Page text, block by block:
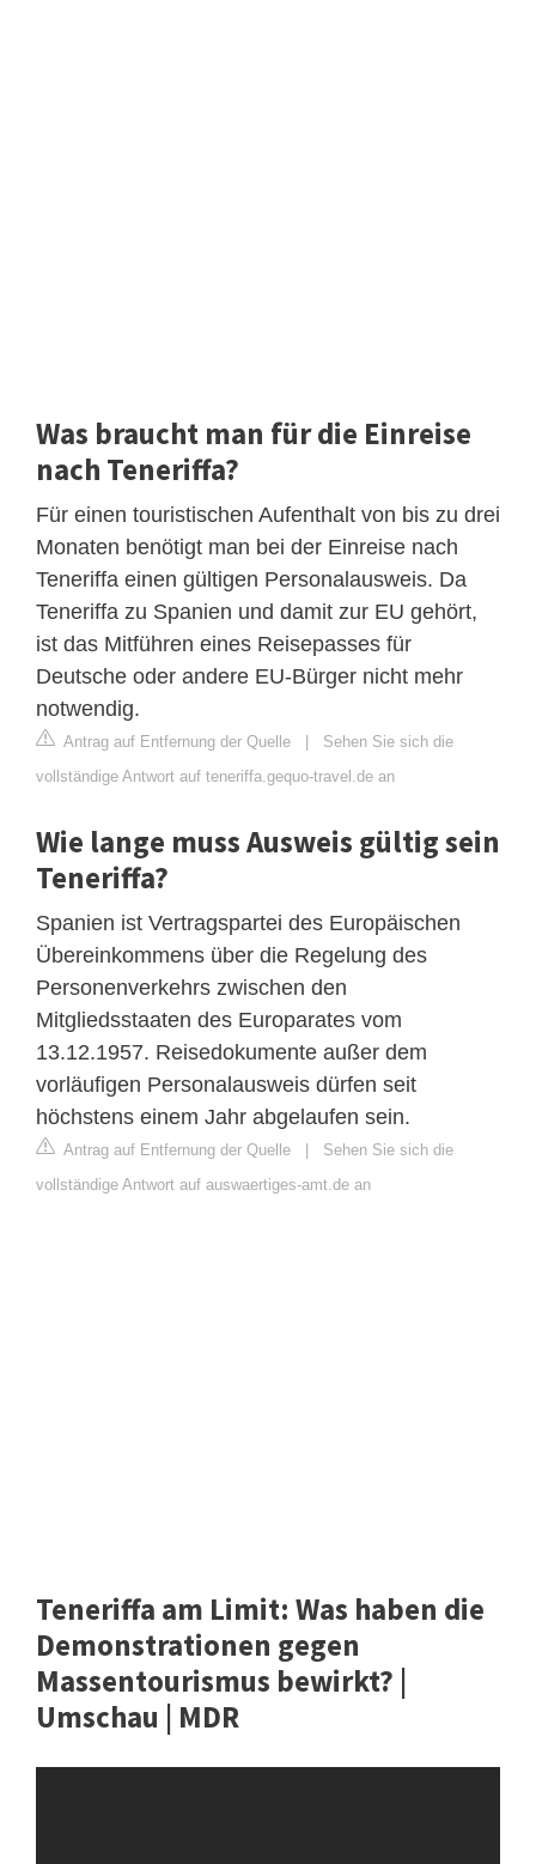
Was braucht man für die Einreise
nach Teneriffa?
Für einen touristischen Aufenthalt von bis zu drei
Monaten benötigt man bei der Einreise nach
Teneriffa einen gültigen Personalausweis. Da
Teneriffa zu Spanien und damit zur EU gehört,
ist das Mitführen eines Reisepasses für
Deutsche oder andere EU-Bürger nicht mehr
notwendig.
Antrag auf Entfernung der Quelle
Sehen Sie sich die
vollständige Antwort auf teneriffa.gequo-travel.de an
Wie lange muss Ausweis gültig sein
Teneriffa?
Spanien ist Vertragspartei des Europäischen
Übereinkommens über die Regelung des
Personenverkehrs zwischen den
Mitgliedsstaaten des Europarates vom
13.12.1957. Reisedokumente außer dem
vorläufigen Personalausweis dürfen seit
höchstens einem Jahr abgelaufen sein.
Antrag auf Entfernung der Quelle
Sehen Sie sich die
vollständige Antwort auf auswaertiges-amt.de an
Teneriffa am Limit: Was haben die
Demonstrationen gegen
Massentourismus bewirkt? |
Umschau | MDR